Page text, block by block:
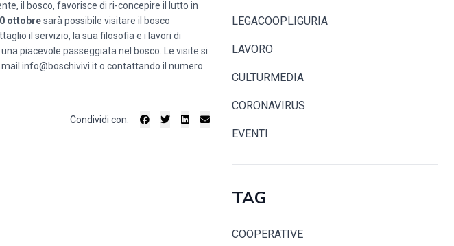
il bosco, favorisce di ri-concepire il lutto in
ottobresarà possibile visitare il bosco
il servizio, la sua filosofia e i lavori di
piacevole passeggiata nel bosco. Le visite si
info@boschivivi.ito contattando il numero
Condividi con:
LEGACOOPLIGURIA
LAVORO
CULTURMEDIA
CORONAVIRUS
EVENTI
TAG
COOPERATIVE